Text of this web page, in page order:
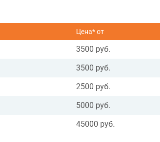
Цена* от
3500 руб.
3500 руб.
2500 руб.
5000 руб.
45000 руб.